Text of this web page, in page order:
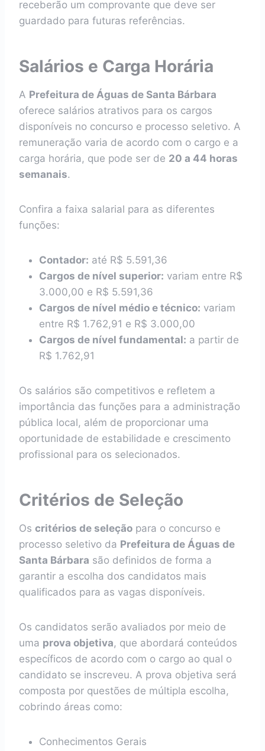
receberão um comprovante que deve ser
guardado para futuras referências.
Salários e Carga Horária
A Prefeitura de Águas de Santa Bárbara
oferece salários atrativos para os cargos
disponíveis no concurso e processo seletivo. A
remuneração varia de acordo com o cargo e a
carga horária, que pode ser de 20 a 44 horas
semanais.
Confira a faixa salarial para as diferentes
funções:
Contador: até R$ 5.591,36
Cargos de nível superior: variam entre R$
3.000,00 e R$ 5.591,36
Cargos de nível médio e técnico: variam
entre R$ 1.762,91 e R$ 3.000,00
Cargos de nível fundamental: a partir de
R$ 1.762,91
Os salários são competitivos e refletem a
importância das funções para a administração
pública local, além de proporcionar uma
oportunidade de estabilidade e crescimento
profissional para os selecionados.
Critérios de Seleção
Os critérios de seleção para o concurso e
processo seletivo da Prefeitura de Águas de
Santa Bárbara são definidos de forma a
garantir a escolha dos candidatos mais
qualificados para as vagas disponíveis.
Os candidatos serão avaliados por meio de
uma prova objetiva, que abordará conteúdos
específicos de acordo com o cargo ao qual o
candidato se inscreveu. A prova objetiva será
composta por questões de múltipla escolha,
cobrindo áreas como:
Conhecimentos Gerais